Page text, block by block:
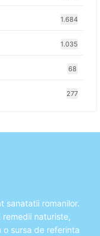
1.684
1.035
68
277
sanatatii romanilor.
naturiste,
sursa de referinta